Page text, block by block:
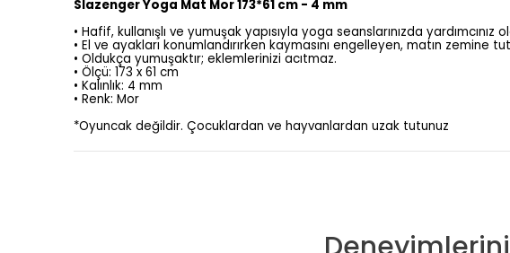
Slazenger Yoga Mat Mor 173*61 cm - 4 mm
• Hafif, kullanışlı ve yumuşak yapısıyla yoga seanslarınızda yardımcınız
• El ve ayakları konumlandırırken kaymasını engelleyen, matın zemine
• Oldukça yumuşaktır; eklemlerinizi acıtmaz.
• Ölçü: 173 x 61 cm
• Kalınlık: 4 mm
• Renk: Mor
*Oyuncak değildir. Çocuklardan ve hayvanlardan uzak tutunuz